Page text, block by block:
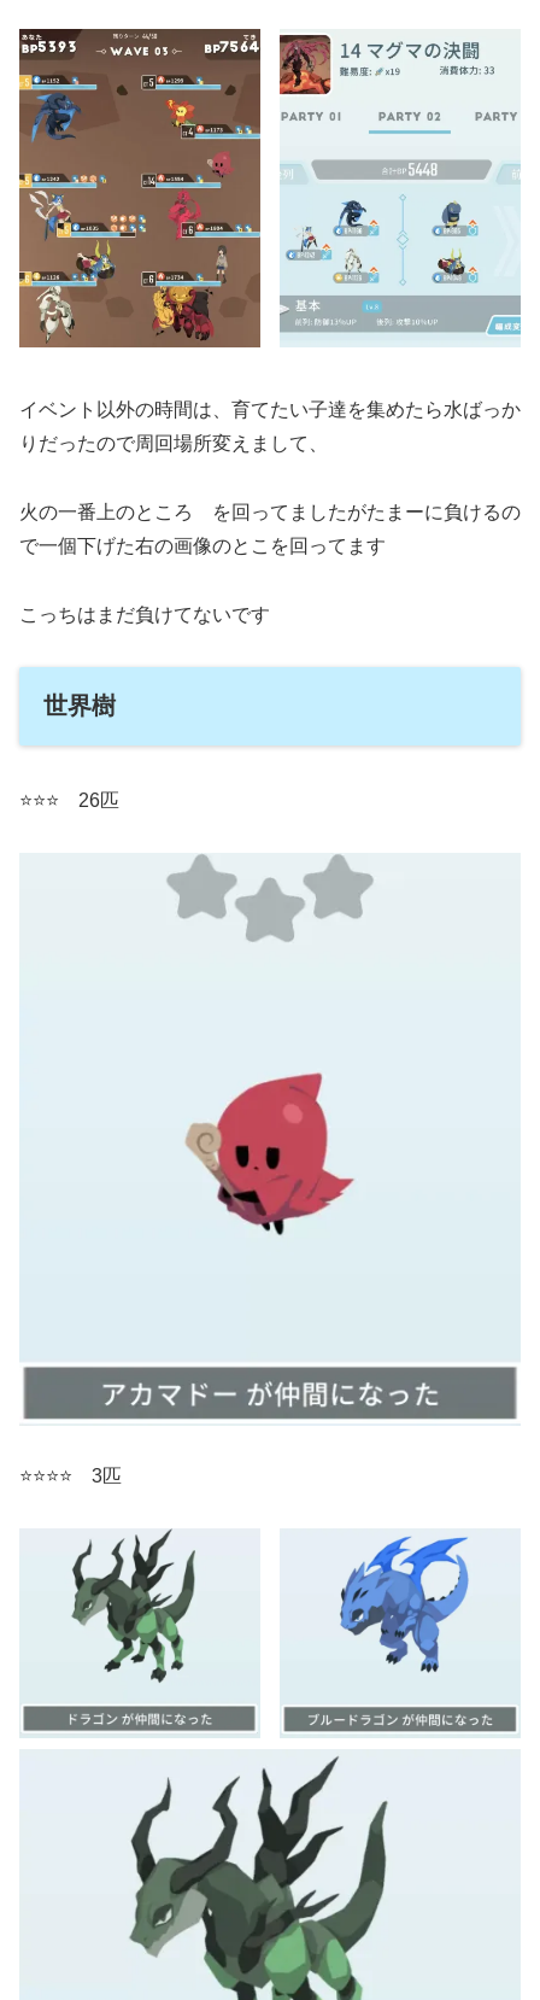
イベント以外の時間は、育てたい子達を集めたら水ばっか
りだったので周回場所変えまして、
火の一番上のところ を回ってましたがたまーに負けるの
で一個下げた右の画像のとこを回ってます
こっちはまだ負けてないです
世界樹
⭐️⭐️⭐️ 26匹
⭐️⭐️⭐️⭐️ 3匹